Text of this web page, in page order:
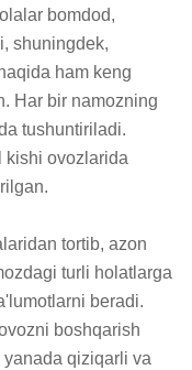
bomdod,
shuningdek,
ham keng
Har bir namozning
tushuntiriladi.
kishi ovozlarida
tortib, azon
turli holatlarga
beradi.
boshqarish
qiziqarli va